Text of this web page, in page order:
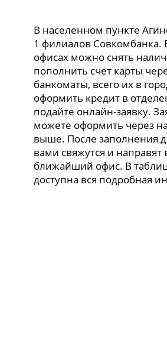
В населенном пункте
1 филиалов Совкомбанка.
офисах можно снять
пополнить счет карты
банкоматы, всего их в
оформить кредит в
подайте онлайн-заявку.
можете оформить через
выше. После заполнения
вами свяжутся и направят
ближайший офис. В
доступна вся подробная